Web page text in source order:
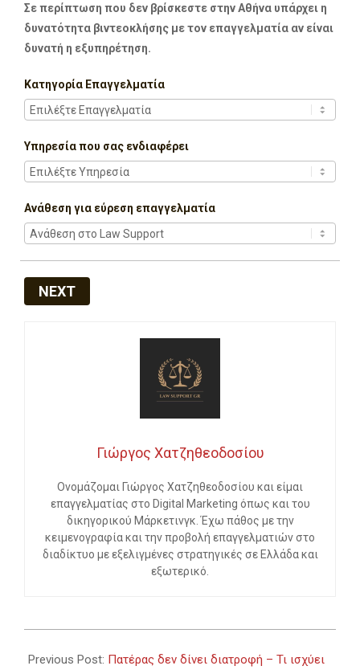
Σε περίπτωση που δεν βρίσκεστε στην Αθήνα υπάρχει η
δυνατότητα βιντεοκλήσης με τον επαγγελματία αν είναι
δυνατή η εξυπηρέτηση.
Κατηγορία Επαγγελματία
Υπηρεσία που σας ενδιαφέρει
Ανάθεση για εύρεση επαγγελματία
NEXT
Γιώργος Χατζηθεοδοσίου
Ονομάζομαι Γιώργος Χατζηθεοδοσίου και είμαι
επαγγελματίας στο Digital Marketing όπως και του
δικηγορικού Μάρκετινγκ. Έχω πάθος με την
κειμενογραφία και την προβολή επαγγελματιών στο
διαδίκτυο με εξελιγμένες στρατηγικές σε Ελλάδα και
εξωτερικό.
04-
Previous Post: Πατέρας δεν δίνει διατροφή – Τι ισχύει